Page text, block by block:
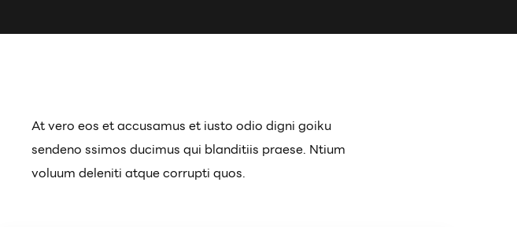
At vero eos et accusamus et iusto odio digni goiku
sendeno ssimos ducimus qui blanditiis praese. Ntium
voluum deleniti atque corrupti quos.